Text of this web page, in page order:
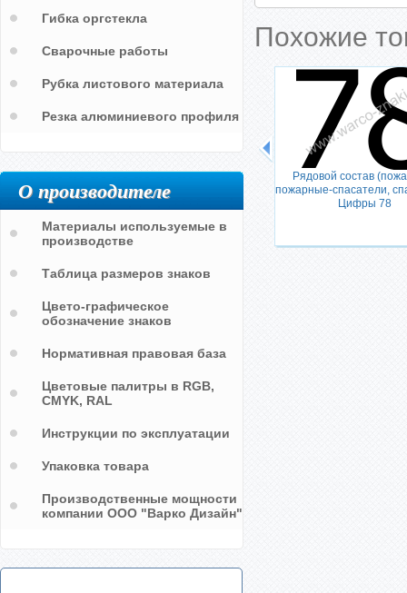
Похожие
Рядовой состав
пожарные-спасатели,
Цифры 78
Гибка оргстекла
Сварочные работы
Рубка листового материала
Резка алюминиевого профиля
О производителе
Материалы используемые в
производстве
Таблица размеров знаков
Цвето-графическое
обозначение знаков
Нормативная правовая база
Цветовые палитры в RGB,
CMYK, RAL
Инструкции по эксплуатации
Упаковка товара
Производственные мощности
компании ООО "Варко Дизайн"